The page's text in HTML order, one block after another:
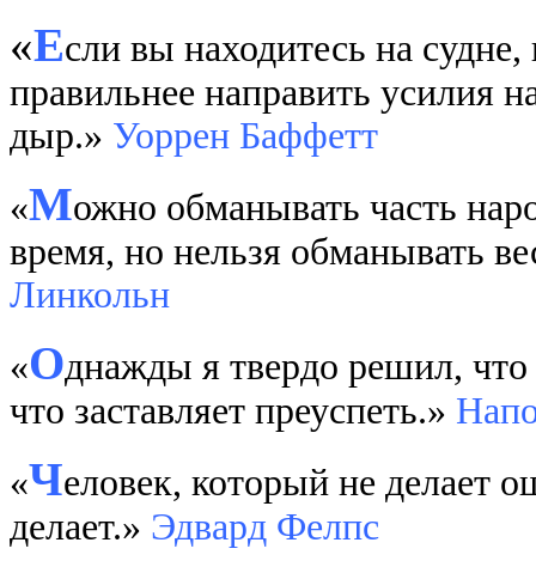
«Если вы находитесь на
правильнее направить усилия
дыр.» Уоррен Баффетт
«Можно обманывать часть
время, но нельзя обманывать
Линкольн
«Однажды я твердо решил, что
что заставляет преуспеть.»
«Человек, который не делает
делает.» Эдвард Фелпс